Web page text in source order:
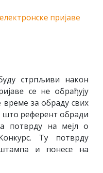
пријаве
стрпљиви након
се не обрађују
време за обраду свих
што референт обради
потврду на мејл о
Ту потврду
и понесе на